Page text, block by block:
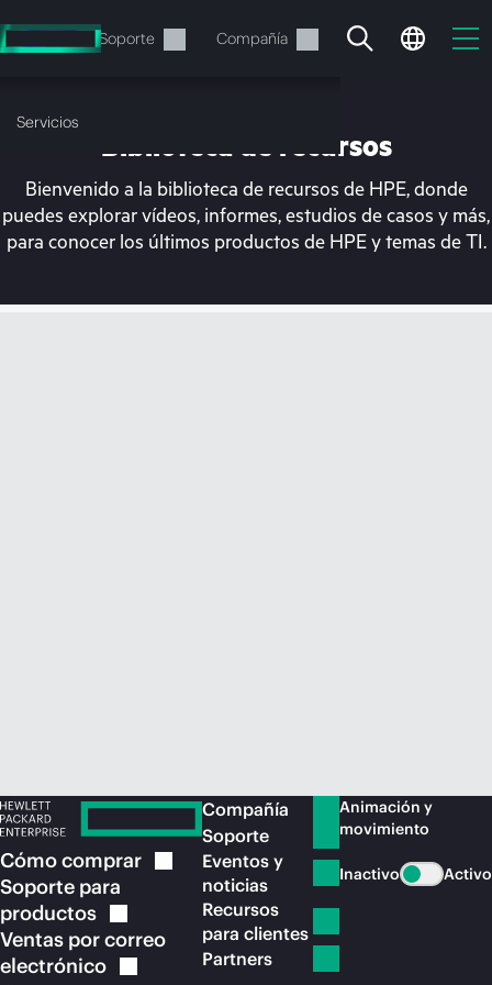
al
contenido
Soporte Compañía
Servicios
En estos momentos, tu
Biblioteca de recursos
Bienvenido a la biblioteca de recursos de HPE, donde
puedes explorar vídeos, informes, estudios de casos y más,
para conocer los últimos productos de HPE y temas de TI.
Cómocomprar
Soporte para
productos
Ventas por correo
electrónico
Compañía
Soporte
Eventos y
noticias
Recursos
para clientes
Partners
Animación y
movimiento
Inactivo Activo